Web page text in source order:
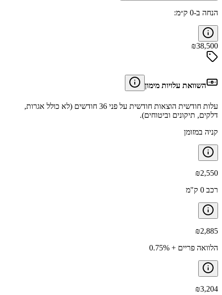
הנחה ב-0 ק״מ:
₪38,500
השוואת עלויות מימון
עלות חודשית הוצאות חודשית על פני 36 חודשים (לא כולל אגרות,
דלקים, תיקונים וביטוחים).
קניה במזומן
₪2,550
רכב 0 ק"מ
₪2,885
הלוואה פריים + 0.75%
₪3,204